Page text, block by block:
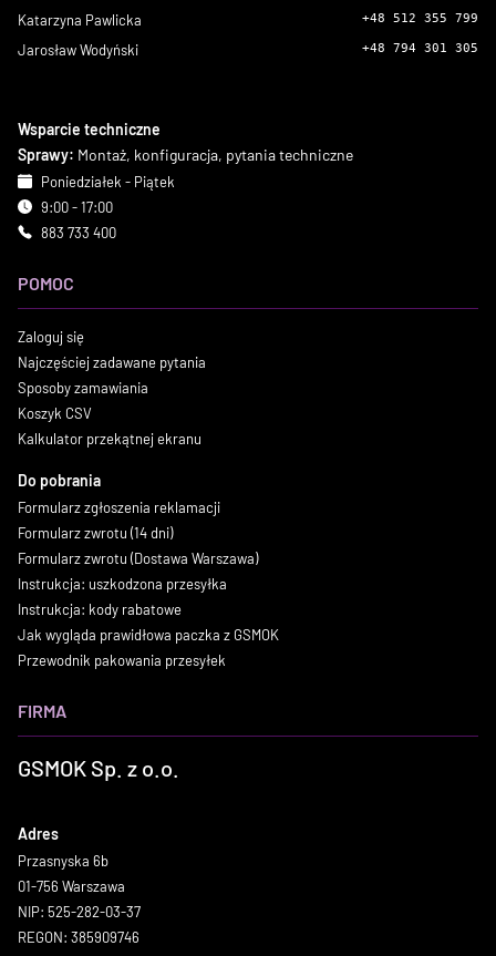
Katarzyna Pawlicka +48 512 355 799
Jarosław Wodyński +48 794 301 305
Wsparcie techniczne
Sprawy: Montaż, konfiguracja, pytania techniczne
Poniedziałek - Piątek
9:00 - 17:00
883 733 400
POMOC
Zaloguj się
Najczęściej zadawane pytania
Sposoby zamawiania
Koszyk CSV
Kalkulator przekątnej ekranu
Do pobrania
Formularz zgłoszenia reklamacji
Formularz zwrotu (14 dni)
Formularz zwrotu (Dostawa Warszawa)
Instrukcja: uszkodzona przesyłka
Instrukcja: kody rabatowe
Jak wygląda prawidłowa paczka z GSMOK
Przewodnik pakowania przesyłek
FIRMA
GSMOK Sp. z o.o.
Adres
Przasnyska 6b
01-756 Warszawa
NIP: 525-282-03-37
REGON: 385909746